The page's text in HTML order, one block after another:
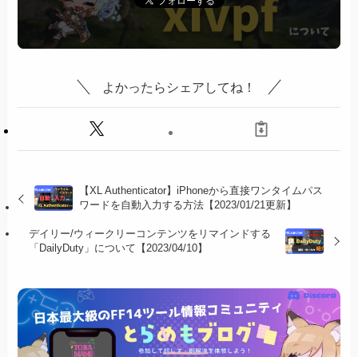
よかったらシェアしてね！
【XL Authenticator】iPhoneから直接ワンタイムパス
ワードを自動入力する方法【2023/01/21更新】
デイリー/ウィークリーコンテンツをリマインドする
「DailyDuty」について【2023/04/10】